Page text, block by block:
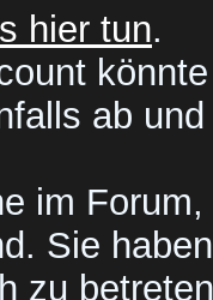
hier tun.
ab
im
Sie
zu